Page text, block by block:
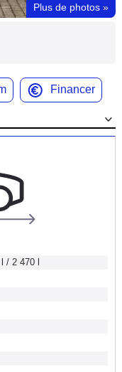
Plus de photos »
Financer
/ 2 470 l